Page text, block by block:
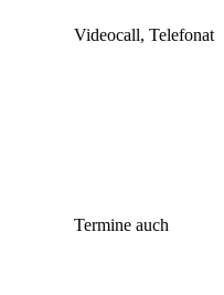
Videocall, Telefonat
Termine auch